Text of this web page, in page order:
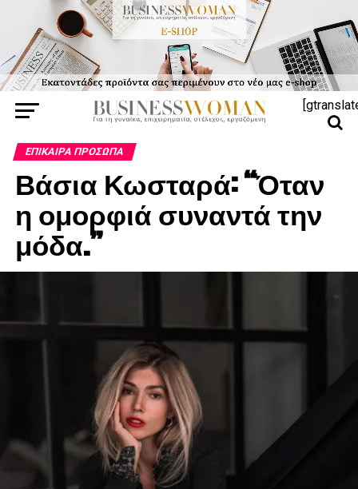
ΕΠΊΚΑΙΡΑ ΠΡΌΣΩΠΑ
Βάσια Κωσταρά: “Όταν
η ομορφιά συναντά την
μόδα.”